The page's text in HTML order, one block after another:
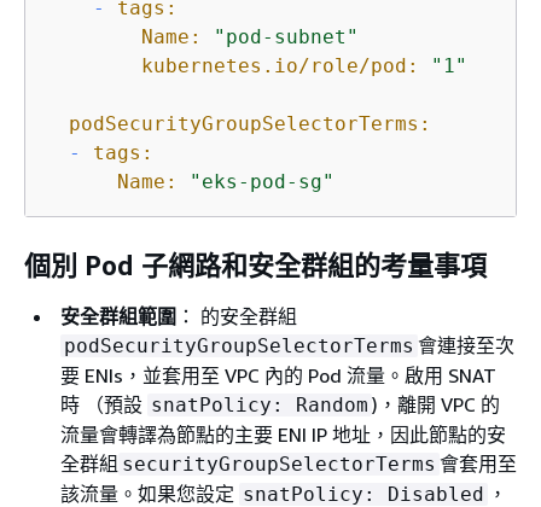
-
tags:
Name:
"pod-subnet"
kubernetes.io/role/pod:
"1"
podSecurityGroupSelectorTerms:
-
tags:
Name:
"eks-pod-sg"
個別 Pod 子網路和安全群組的考量事項
安全群組範圍 ： 的安全群組
podSecurityGroupSelectorTerms 會連接至次
要 ENIs，並套用至 VPC 內的 Pod 流量。啟用 SNAT
時 （預設 snatPolicy: Random )，離開 VPC 的
流量會轉譯為節點的主要 ENI IP 地址，因此節點的安
全群組 securityGroupSelectorTerms 會套用至
該流量。如果您設定 snatPolicy: Disabled ，